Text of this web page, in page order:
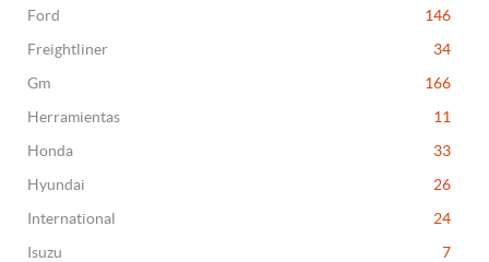
Ford
146
Freightliner
34
Gm
166
Herramientas
11
Honda
33
Hyundai
26
International
24
Isuzu
7